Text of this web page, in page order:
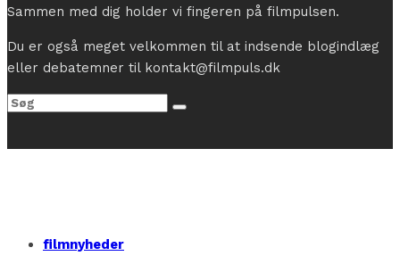
Sammen med dig holder vi fingeren på filmpulsen.
Du er også meget velkommen til at indsende blogindlæg
eller debatemner til kontakt@filmpuls.dk
filmnyheder